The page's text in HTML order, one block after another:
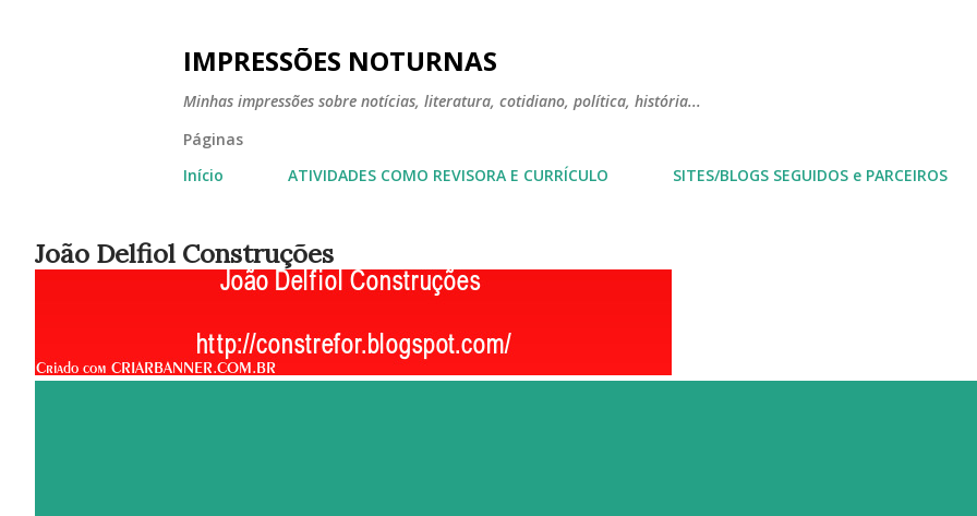
IMPRESSÕES NOTURNAS
Minhas impressões sobre notícias, literatura, cotidiano, política, história...
Páginas
Início
ATIVIDADES COMO REVISORA E CURRÍCULO SITES/BLOGS SEGUIDOS e PARCEIROS
João Delfiol Construções